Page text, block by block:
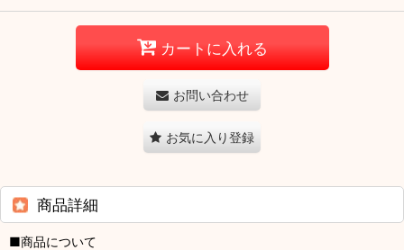
カートに入れる
お問い合わせ
お気に入り登録
商品詳細
■商品について